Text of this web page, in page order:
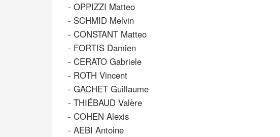
- OPPIZZI Matteo
- SCHMID Melvin
- CONSTANT Matteo
- FORTIS Damien
- CERATO Gabriele
- ROTH Vincent
- GACHET Guillaume
- THIÉBAUD Valère
- COHEN Alexis
- AEBI Antoine